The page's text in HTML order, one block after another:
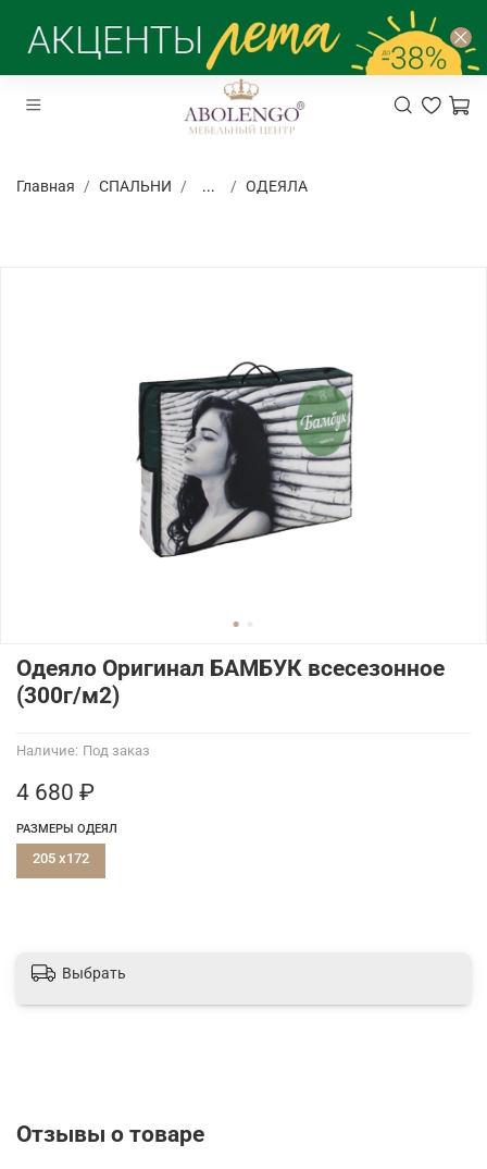
Главная СПАЛЬНИ ... ОДЕЯЛА
Наличие: Под заказ
Одеяло Оригинал БАМБУК всесезонное
(300г/м2)
4 680 ₽
РАЗМЕРЫ ОДЕЯЛ
205 x172
Выбрать
Отзывы о товаре